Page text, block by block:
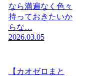
なら満遍なく色々
持っておきたいか
らな…
2026.03.05
【カオゼロまと